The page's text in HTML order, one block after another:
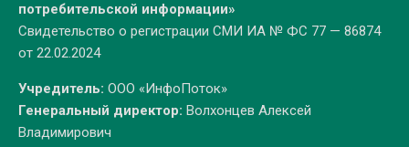
потребительской информации»
Свидетельство о регистрации СМИ ИА № ФС 77 — 86874
от 22.02.2024
Учредитель: ООО «ИнфоПоток»
Генеральный директор: Волхонцев Алексей
Владимирович